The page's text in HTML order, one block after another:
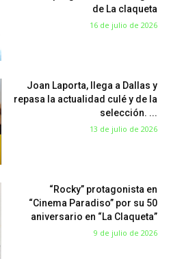
de La claqueta
16 de julio de 2026
Joan Laporta, llega a Dallas y
repasa la actualidad culé y de la
selección. ...
13 de julio de 2026
“Rocky” protagonista en
“Cinema Paradiso” por su 50
aniversario en “La Claqueta”
9 de julio de 2026